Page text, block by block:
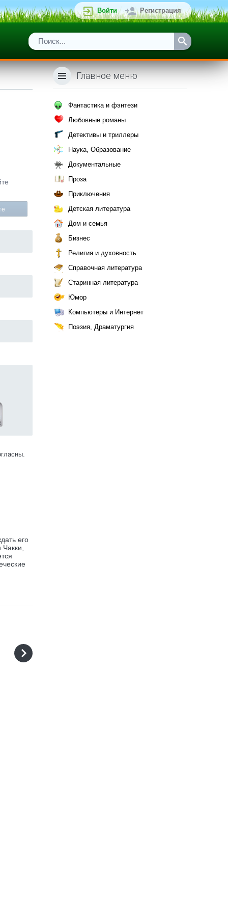
Войти Регистрация
его
Главное меню
Фантастика и фэнтези
Любовные романы
Детективы и триллеры
Наука, Образование
Документальные
Проза
Приключения
Детская литература
Дом и семья
Бизнес
Религия и духовность
Справочная литература
Старинная литература
Юмор
Компьютеры и Интернет
Поэзия, Драматургия